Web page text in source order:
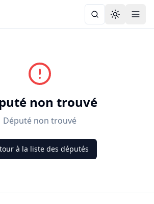
Toggle
non trouvé
Député non trouvé
à la liste des députés